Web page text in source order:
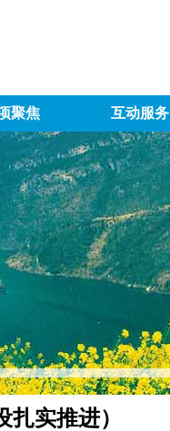
聚焦 互动服务
实推进）